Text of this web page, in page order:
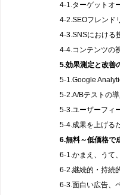
4-1.ターゲットオ
4-2.SEOフレンド
4-3.SNSにおける
4-4.コンテンツの
5.効果測定と改善
5-1.Google
5-2.A/Bテストの導
5-3.ユーザーフィ
5-4.成果を上げる
6.無料～低価格で
6-1.かまえ、うて
6-2.継続的・持続
6-3.面白い広告、